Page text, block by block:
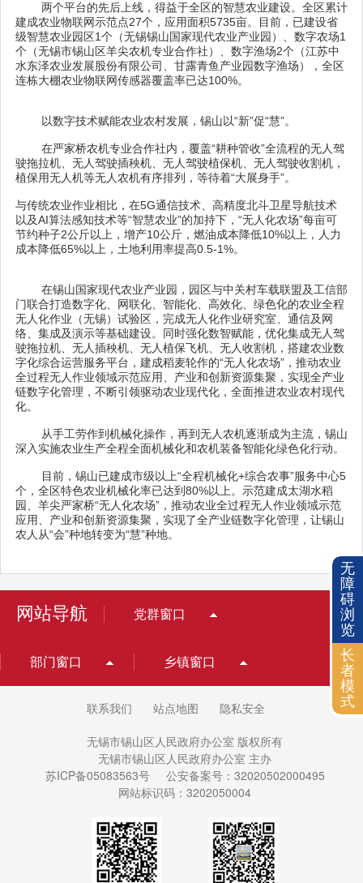
两个平台的先后上线，得益于全区的智慧农业建设。全区累计
建成农业物联网示范点27个，应用面积5735亩。目前，已建设省
级智慧农业园区1个（无锡锡山国家现代农业产业园）、数字农场1
个（无锡市锡山区羊尖农机专业合作社）、数字渔场2个（江苏中
水东泽农业发展股份有限公司、甘露青鱼产业园数字渔场），全区
连栋大棚农业物联网传感器覆盖率已达100%。
以数字技术赋能农业农村发展，锡山以“新”促“慧”。
在严家桥农机专业合作社内，覆盖“耕种管收”全流程的无人驾
驶拖拉机、无人驾驶插秧机、无人驾驶植保机、无人驾驶收割机，
植保用无人机等无人农机有序排列，等待着“大展身手”。
与传统农业作业相比，在5G通信技术、高精度北斗卫星导航技术
以及AI算法感知技术等“智慧农业”的加持下，“无人化农场”每亩可
节约种子2公斤以上，增产10公斤，燃油成本降低10%以上，人力
成本降低65%以上，土地利用率提高0.5-1%。
在锡山国家现代农业产业园，园区与中关村车载联盟及工信部
门联合打造数字化、网联化、智能化、高效化、绿色化的农业全程
无人化作业（无锡）试验区，完成无人化作业研究室、通信及网
络、集成及演示等基础建设。同时强化数智赋能，优化集成无人驾
驶拖拉机、无人插秧机、无人植保飞机、无人收割机，搭建农业数
字化综合运营服务平台，建成稻麦轮作的“无人化农场”，推动农业
全过程无人作业领域示范应用、产业和创新资源集聚，实现全产业
链数字化管理，不断引领驱动农业现代化，全面推进农业农村现代
化。
从手工劳作到机械化操作，再到无人农机逐渐成为主流，锡山
深入实施农业生产全程全面机械化和农机装备智能化绿色化行动。
目前，锡山已建成市级以上“全程机械化+综合农事”服务中心5
个，全区特色农业机械化率已达到80%以上。示范建成太湖水稻
园、羊尖严家桥“无人化农场”，推动农业全过程无人作业领域示范
应用、产业和创新资源集聚，实现了全产业链数字化管理，让锡山
农人从“会”种地转变为“慧”种地。
网站导航 党群窗口
部门窗口 乡镇窗口
联系我们 站点地图 隐私安全
无锡市锡山区人民政府办公室 版权所有
无锡市锡山区人民政府办公室 主办
苏ICP备05083563号
公安备案号：32020502000495
网站标识码：3202050004
无
障
碍
浏
览
长
者
模
式